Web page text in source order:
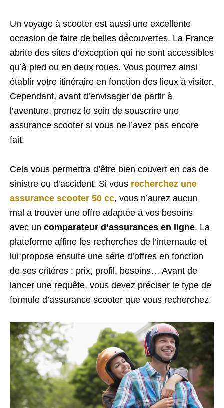
Un voyage à scooter est aussi une excellente
occasion de faire de belles découvertes. La France
abrite des sites d’exception qui ne sont accessibles
qu’à pied ou en deux roues. Vous pourrez ainsi
établir votre itinéraire en fonction des lieux à visiter.
Cependant, avant d’envisager de partir à
l’aventure, prenez le soin de souscrire une
assurance scooter si vous ne l’avez pas encore
fait.
Cela vous permettra d’être bien couvert en cas de
sinistre ou d’accident. Si vous recherchez une
assurance scooter 50 cc, vous n’aurez aucun
mal à trouver une offre adaptée à vos besoins
avec un comparateur d’assurances en ligne. La
plateforme affine les recherches de l’internaute et
lui propose ensuite une série d’offres en fonction
de ses critères : prix, profil, besoins… Avant de
lancer une requête, vous devez préciser le type de
formule d’assurance scooter que vous recherchez.